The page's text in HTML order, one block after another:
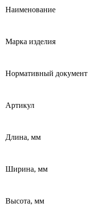
Наименование
Марка изделия
Нормативный документ
Артикул
Длина, мм
Ширина, мм
Высота, мм